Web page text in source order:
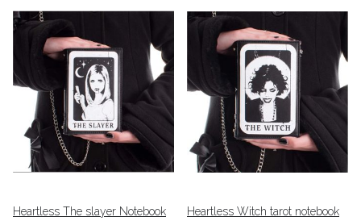
Heartless The slayer Notebook
Heartless Witch tarot notebook